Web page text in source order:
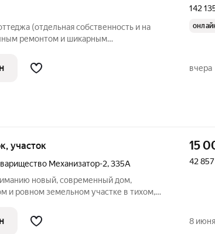
(отдельная собственность и на
ремонтом и шикарным
школа, новый современный детсад,
142
вчера
участок
Механизатор-2,335А
новый, современный дом,
и ровном земельном участке в тихом,
обустроить придомовую территорию,
15
42
8